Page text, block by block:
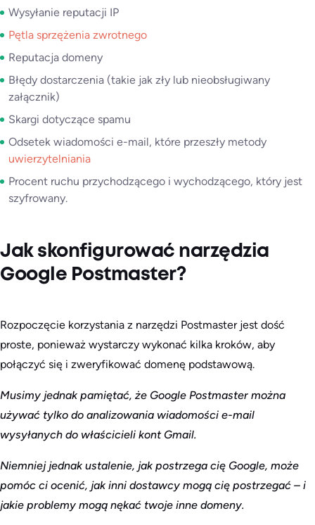
Wysyłanie reputacji IP
Pętla sprzężenia zwrotnego
Reputacja domeny
Błędy dostarczenia (takie jak zły lub nieobsługiwany
załącznik)
Skargi dotyczące spamu
Odsetek wiadomości e-mail, które przeszły metody
uwierzytelniania
Procent ruchu przychodzącego i wychodzącego, który jest
szyfrowany.
Jak skonfigurować narzędzia
Google Postmaster?
Rozpoczęcie korzystania z narzędzi Postmaster jest dość
proste, ponieważ wystarczy wykonać kilka kroków, aby
połączyć się i zweryfikować domenę podstawową.
Musimy jednak pamiętać, że Google Postmaster można
używać tylko do analizowania wiadomości e-mail
wysyłanych do właścicieli kont Gmail.
Niemniej jednak ustalenie, jak postrzega cię Google, może
pomóc ci ocenić, jak inni dostawcy mogą cię postrzegać – i
jakie problemy mogą nękać twoje inne domeny.